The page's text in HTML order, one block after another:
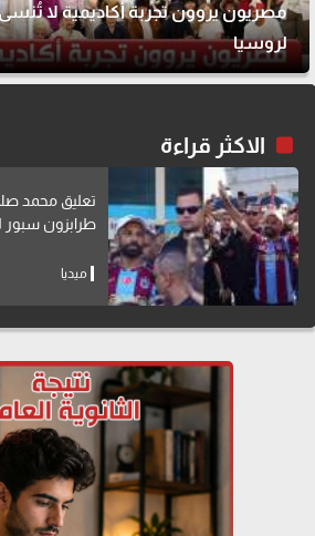
مصريون يروون تجربة أكاديمية لا تُنسى
لروسيا
الاكثر قراءة
تعليق محمد
طرابزون سبور
ميديا